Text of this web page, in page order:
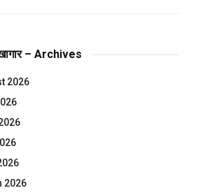
– Archives
2026
2026